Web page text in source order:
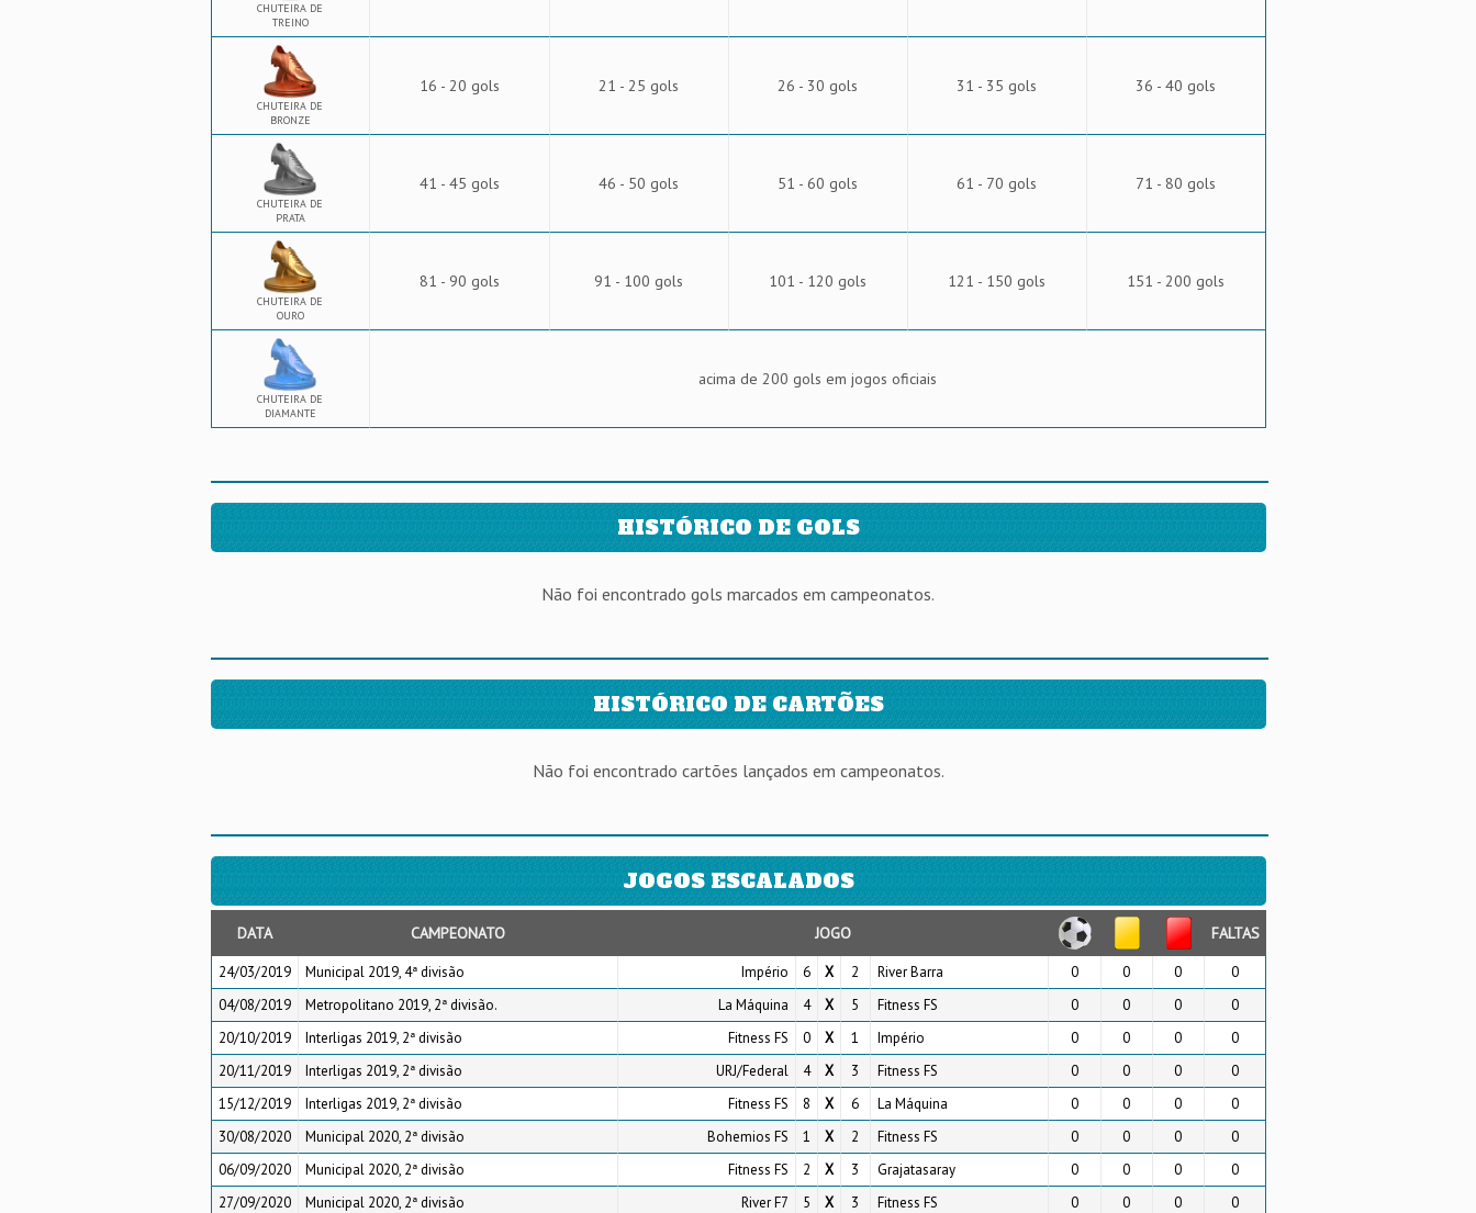
CHUTEIRA DE
TREINO
CHUTEIRA DE
BRONZE
16 - 20 gols 21 - 25 gols 26 - 30 gols 31 - 35 gols 36 - 40 gols
CHUTEIRA DE
PRATA
41 - 45 gols 46 - 50 gols 51 - 60 gols 61 - 70 gols 71 - 80 gols
CHUTEIRA DE
OURO
81 - 90 gols 91 - 100 gols 101 - 120 gols 121 - 150 gols 151 - 200 gols
CHUTEIRA DE
DIAMANTE
acima de 200 gols em jogos oficiais
HISTÓRICO DE GOLS
Não foi encontrado gols marcados em campeonatos.
HISTÓRICO DE CARTÕES
Não foi encontrado cartões lançados em campeonatos.
JOGOS ESCALADOS
DATA CAMPEONATO JOGO FALTAS
24/03/2019 Municipal 2019, 4ª divisão Império 6 X 2 River Barra 0 0 0
0
04/08/2019
Metropolitano 2019, 2ª divisão. La Máquina 4 X 5 Fitness FS 0 0 0
0
20/10/2019
Interligas 2019, 2ª divisão Fitness FS 0 X 1 Império 0 0 0
0
20/11/2019
Interligas 2019, 2ª divisão URJ/Federal 4 X 3 Fitness FS 0 0 0
0
15/12/2019
Interligas 2019, 2ª divisão Fitness FS 8 X 6 La Máquina 0 0 0
0
30/08/2020
Municipal 2020, 2ª divisão Bohemios FS 1 X 2 Fitness FS 0 0 0
0
06/09/2020
Municipal 2020, 2ª divisão Fitness FS 2 X 3 Grajatasaray 0 0 0
0
27/09/2020
Municipal 2020, 2ª divisão River F7 5 X 3 Fitness FS 0 0 0 0